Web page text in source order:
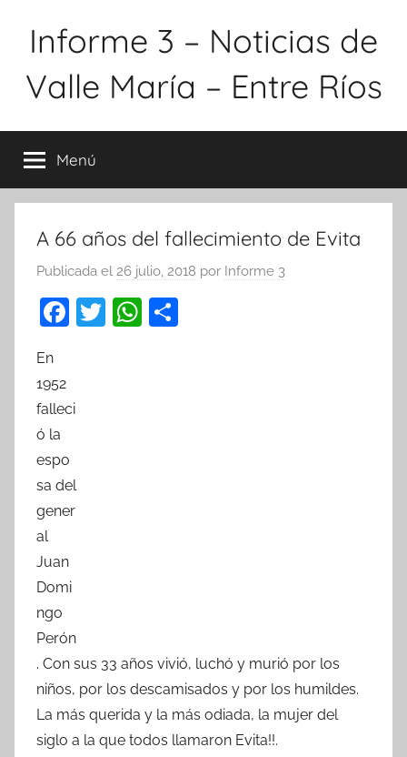
Informe 3 – Noticias de
Valle María – Entre Ríos
Menú
A 66 años del fallecimiento de Evita
Publicada el 26 julio, 2018 por Informe 3
F
e
o
k
T
W
En
1952
falleci
ó la
espo
sa del
gener
al
Juan
Domi
ngo
Perón
. Con sus 33 años vivió, luchó y murió por los
niños, por los descamisados y por los humildes.
La más querida y la más odiada, la mujer del
siglo a la que todos llamaron Evita!!.